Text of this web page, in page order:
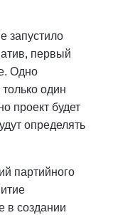
запустило
первый
Одно
один
проект будет
определять
партийного
в создании